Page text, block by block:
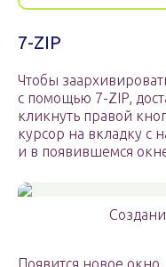
7-ZIP
Чтобы
с помощью 7-ZIP,
кликнуть правой
курсор на вкладку с
и в появившемся
Появится новое